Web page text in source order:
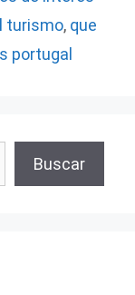
turismo, que
portugal
Buscar